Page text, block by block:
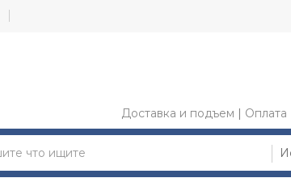
Доставка и подъем | Оплата